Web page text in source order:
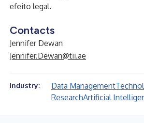
efeito legal.
Contacts
Jennifer Dewan
Jennifer.Dewan@tii.ae
Industry: Data Management
ResearchArtificial